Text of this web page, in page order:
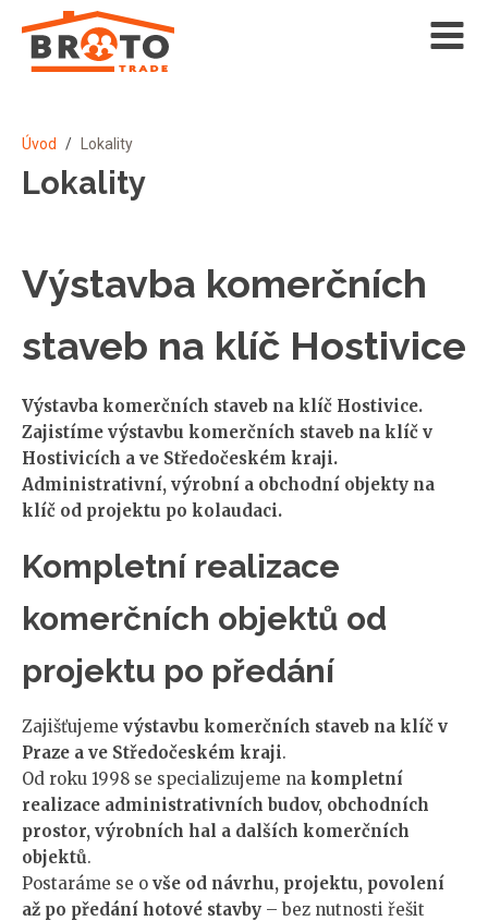
Úvod / Lokality
Lokality
Výstavba komerčních
staveb na klíč Hostivice
Výstavba komerčních staveb na klíč Hostivice.
Zajistíme výstavbu komerčních staveb na klíč v
Hostivicích a ve Středočeském kraji.
Administrativní, výrobní a obchodní objekty na
klíč od projektu po kolaudaci.
Kompletní realizace
komerčních objektů od
projektu po předání
Zajišťujeme výstavbu komerčních staveb na klíč v
Praze a ve Středočeském kraji.
Od roku 1998 se specializujeme na kompletní
realizace administrativních budov, obchodních
prostor, výrobních hal a dalších komerčních
objektů.
Postaráme se o vše od návrhu, projektu, povolení
až po předání hotové stavby – bez nutnosti řešit